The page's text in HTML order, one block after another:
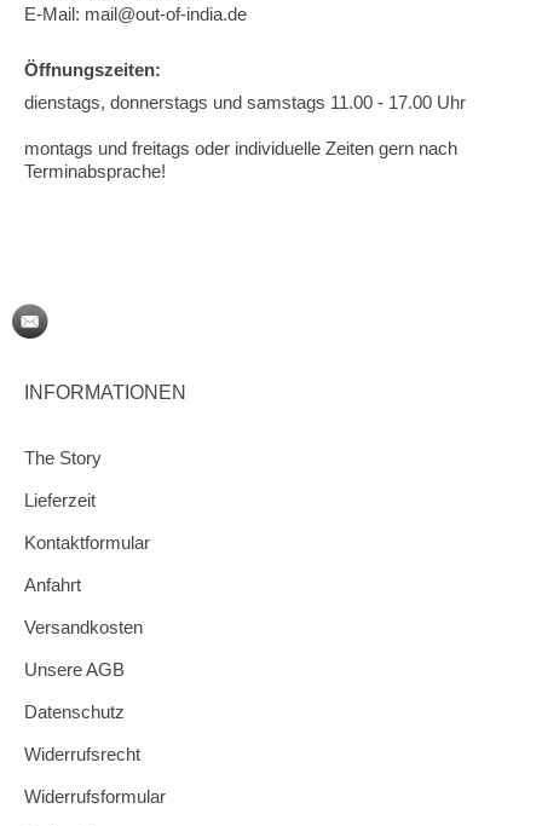
E-Mail: mail@out-of-india.de
Öffnungszeiten:
dienstags, donnerstags und samstags 11.00 - 17.00 Uhr
montags und freitags oder individuelle Zeiten gern nach
Terminabsprache!
INFORMATIONEN
The Story
Lieferzeit
Kontaktformular
Anfahrt
Versandkosten
Unsere AGB
Datenschutz
Widerrufsrecht
Widerrufsformular